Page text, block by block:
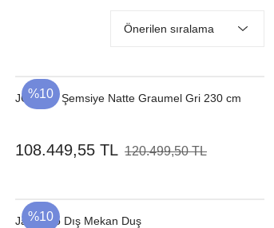
%10
JCP 102 Şemsiye Natte Graumel Gri 230 cm
108.449,55 TL 120.499,50 TL
%10
Jardinico Dış Mekan Duş